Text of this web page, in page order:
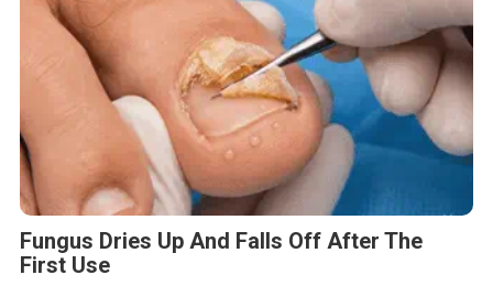
Fungus Dries Up And Falls Off After The
First Use